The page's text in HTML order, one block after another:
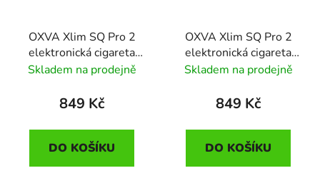
OXVA Xlim SQ Pro 2
elektronická cigareta
1600mAh Frost Marble
Skladem na prodejně
849 Kč
DO KOŠÍKU
OXVA Xlim SQ Pro 2
elektronická cigareta
1600mAh Black Carbon
Skladem na prodejně
849 Kč
DO KOŠÍKU